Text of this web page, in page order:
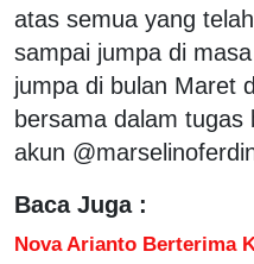
atas semua yang
sampai jumpa di
jumpa di bulan Maret
bersama dalam tugas
akun
Baca Juga :
Nova Arianto Berterima